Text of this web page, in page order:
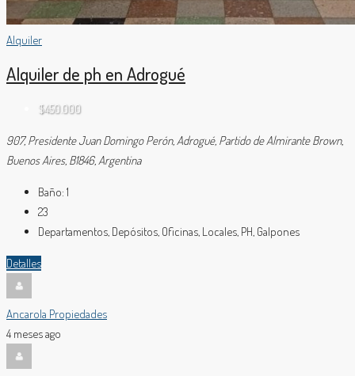
Alquiler
Alquiler de ph en Adrogué
$450.000
907, Presidente Juan Domingo Perón, Adrogué, Partido de Almirante Brown,
Buenos Aires, B1846, Argentina
Baño: 1
23
Departamentos, Depósitos, Oficinas, Locales, PH, Galpones
Detalles
Ancarola Propiedades
4 meses ago